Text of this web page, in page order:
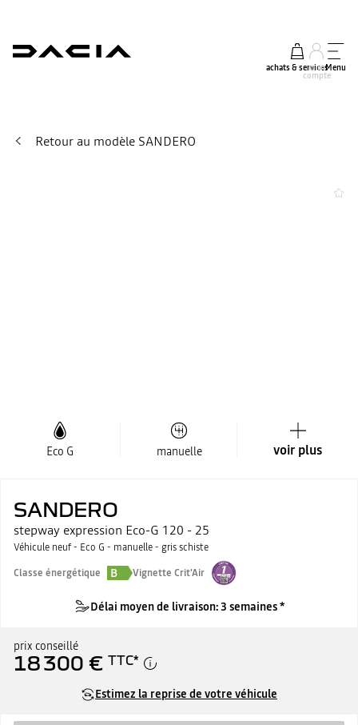
achats & services
mon
compte
Menu
Retour au modèle SANDERO
Eco G manuelle voir plus
SANDERO
stepway expression Eco-G 120 - 25
Véhicule neuf - Eco G - manuelle - gris schiste
Classe énergétique
B Vignette Crit'Air
Délai moyen de livraison: 3 semaines *
prix conseillé
18 300 € TTC*
Estimez la reprise de votre véhicule